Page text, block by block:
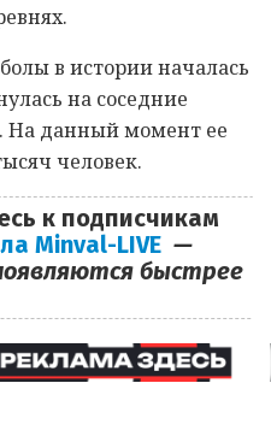
в истории началась
на соседние
На данный момент ее
человек.
к подписчикам
Minval-LIVE —
быстрее